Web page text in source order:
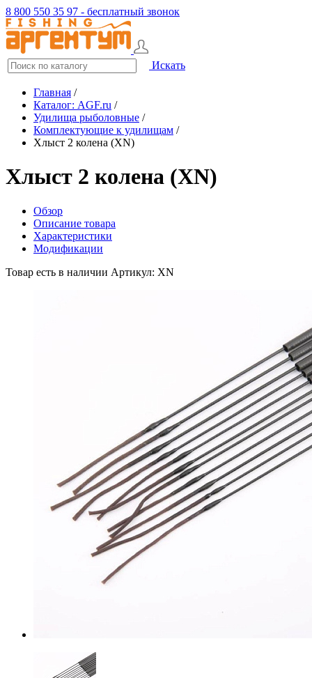
8 800 550 35 97 - бесплатный звонок
Искать
Главная /
Каталог: AGF.ru /
Удилища рыболовные /
Комплектующие к удилищам /
Хлыст 2 колена (XN)
Хлыст 2 колена (XN)
Обзор
Описание товара
Характеристики
Модификации
Товар есть в наличии Артикул: XN